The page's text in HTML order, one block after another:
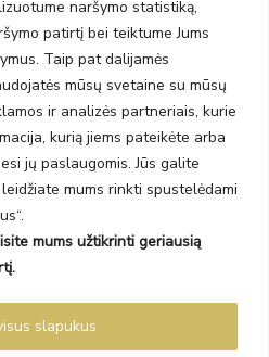
naršymo statistiką,
patirtį bei teiktume Jums
Taip pat dalijamės
mūsų svetaine su mūsų
ir analizės partneriais, kurie
kurią jiems pateikėte arba
jų paslaugomis. Jūs galite
mums rinkti spustelėdami
mums užtikrinti geriausią
slapukus
naujienas bei riboto
ir Privatumo politika.